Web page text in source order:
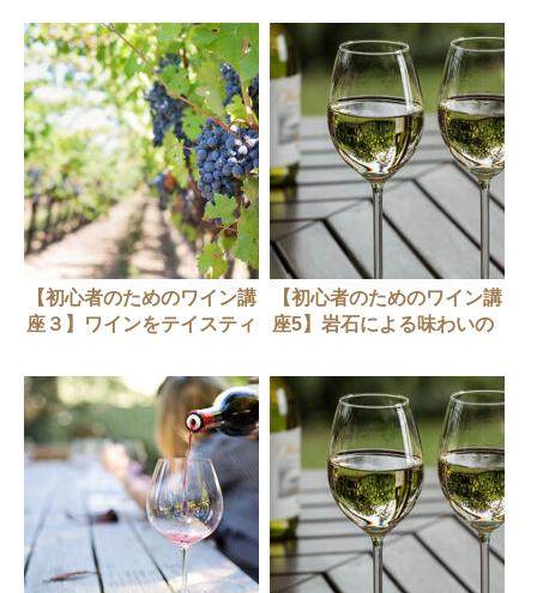
【初心者のためのワイン講
座３】ワインをテイスティ
【初心者のためのワイン講
座5】岩石による味わいの